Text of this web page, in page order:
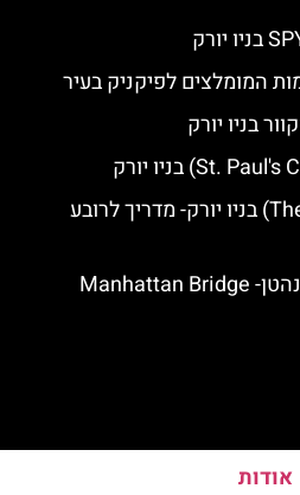
המומלצים לפיקניק בעיר
רובע הברונקס (The Bronx) בניו יורק- מדריך לרובע
נקודת התצפית לגשר מנהטן- Manhattan Bridge
אודות